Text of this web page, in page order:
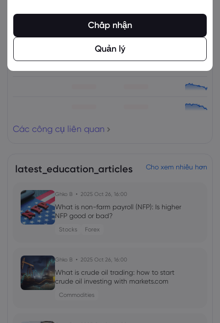
Bán Mua
Các công cụ liên quan
latest_education_articles Cho xem nhiều hơn
Ghko B 2025 Oct 26, 16:00
What is non-farm payroll (NFP): Is higher
NFP good or bad?
Stocks Forex
Ghko B 2025 Oct 26, 16:00
What is crude oil trading: how to start
crude oil investing with markets.com
Commodities
Chấp nhận
Quản lý